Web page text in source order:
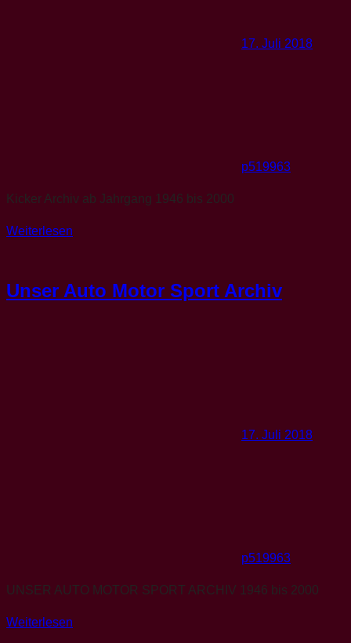
17. Juli 2018
p519963
Kicker Archiv ab Jahrgang 1946 bis 2000
Weiterlesen
Unser Auto Motor Sport Archiv
17. Juli 2018
p519963
UNSER AUTO MOTOR SPORT ARCHIV 1946 bis 2000
Weiterlesen